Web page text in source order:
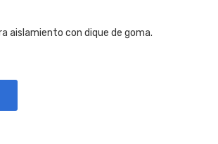
aislamiento con dique de goma.